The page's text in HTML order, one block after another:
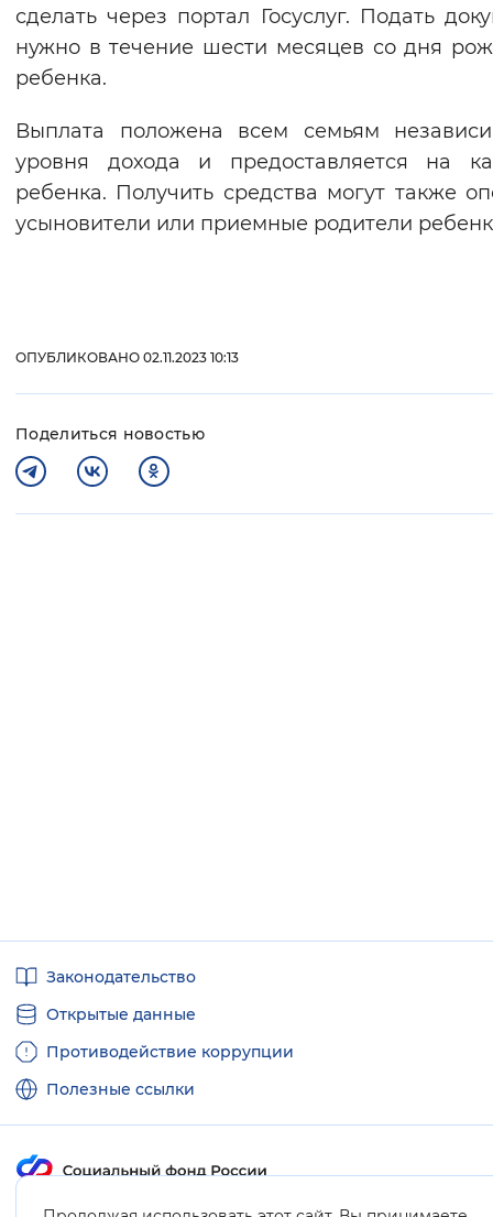
сделать через портал Госуслуг. Подать
нужно в течение шести месяцев со дня
ребенка.
Выплата положена всем семьям
уровня дохода и предоставляется на
ребенка. Получить средства могут также
усыновители или приемные родители
ОПУБЛИКОВАНО 02.11.2023 10:13
Поделиться новостью
ссылкиЗаконодательство
Открытые данные
Противодействие коррупции
Полезные ссылки